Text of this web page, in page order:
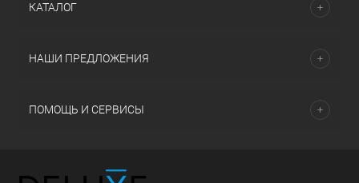
КАТАЛОГ
НАШИ ПРЕДЛОЖЕНИЯ
ПОМОЩЬ И СЕРВИСЫ